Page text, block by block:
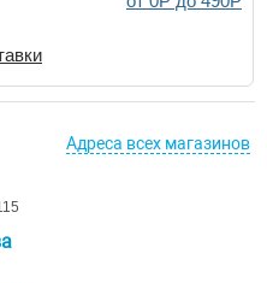
Адреса всех магазинов